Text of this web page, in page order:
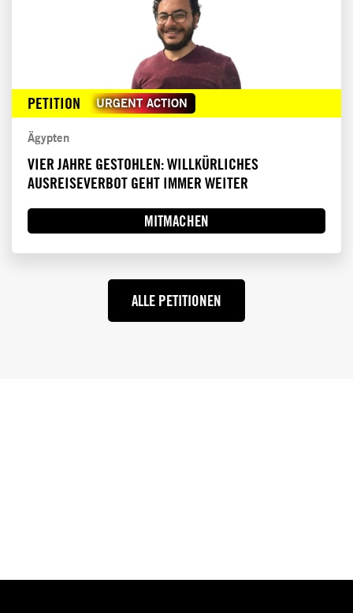
PETITION URGENT ACTION
Ägypten
VIER JAHRE GESTOHLEN: WILLKÜRLICHES
AUSREISEVERBOT GEHT IMMER WEITER
MITMACHEN
ALLE PETITIONEN